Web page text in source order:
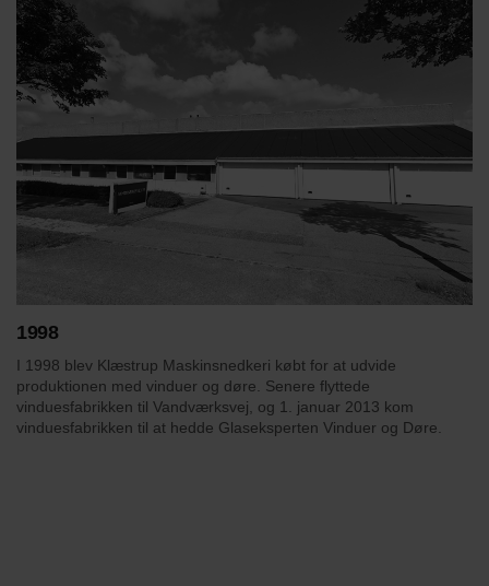
1998
I 1998 blev Klæstrup Maskinsnedkeri købt for at udvide
produktionen med vinduer og døre. Senere flyttede
vinduesfabrikken til Vandværksvej, og 1. januar 2013 kom
vinduesfabrikken til at hedde Glaseksperten Vinduer og Døre.